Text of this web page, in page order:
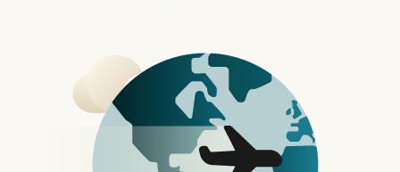
相较 2022 年第一季暴增 571% ，仍为摺叠手机推出以来的
第二高；目前由於市场规模与产品推出较早的原因，三星仍
为摺叠手机的销售主力，拿下总体摺叠手机市场的 74% ，
其中 Galaxy Z Flip3 当然功不可没，也因此传出三星今年将
设法继续压低 Galaxy Z Flip4 的价格并持续扩大摺叠机的布